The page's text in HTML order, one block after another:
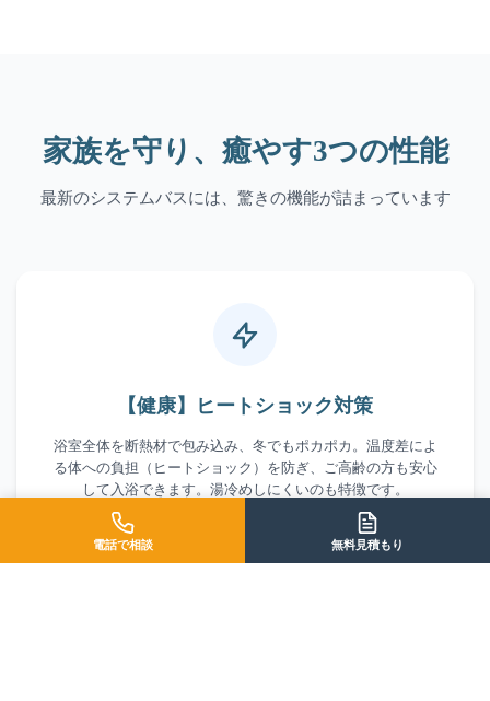
家族を守り、癒やす3つの性能
最新のシステムバスには、驚きの機能が詰まっています
【健康】ヒートショック対策
浴室全体を断熱材で包み込み、冬でもポカポカ。温度差によ
る体への負担（ヒートショック）を防ぎ、ご高齢の方も安心
して入浴できます。湯冷めしにくいのも特徴です。
電話で相談 無料見積もり